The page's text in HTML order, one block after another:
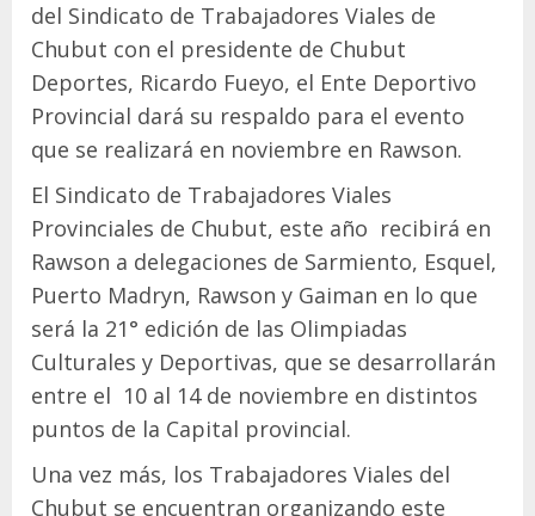
del Sindicato de Trabajadores Viales de
Chubut con el presidente de Chubut
Deportes, Ricardo Fueyo, el Ente Deportivo
Provincial dará su respaldo para el evento
que se realizará en noviembre en Rawson.
El Sindicato de Trabajadores Viales
Provinciales de Chubut, este año recibirá en
Rawson a delegaciones de Sarmiento, Esquel,
Puerto Madryn, Rawson y Gaiman en lo que
será la 21° edición de las Olimpiadas
Culturales y Deportivas, que se desarrollarán
entre el 10 al 14 de noviembre en distintos
puntos de la Capital provincial.
Una vez más, los Trabajadores Viales del
Chubut se encuentran organizando este